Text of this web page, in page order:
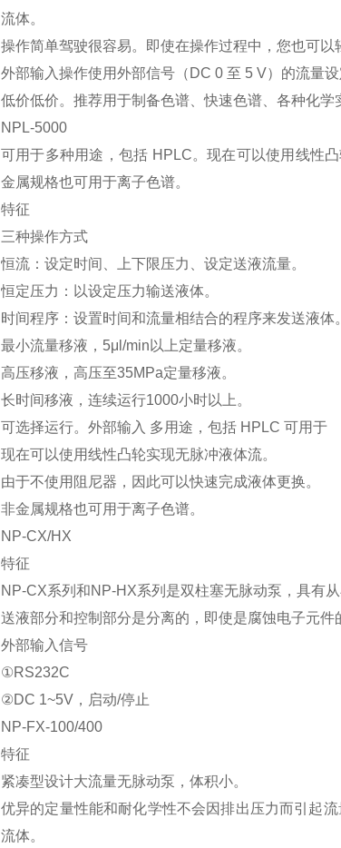
流体。
操作简单驾驶很容易。即使在操作过程中，您也可以
外部输入操作使用外部信号（DC 0 至 5 V）的流量
低价低价。推荐用于制备色谱、快速色谱、各种化学
NPL-5000
可用于多种用途，包括 HPLC。现在可以使用线性
金属规格也可用于离子色谱。
特征
三种操作方式
恒流：设定时间、上下限压力、设定送液流量。
恒定压力：以设定压力输送液体。
时间程序：设置时间和流量相结合的程序来发送液
最小流量移液，5μl/min以上定量移液。
高压移液，高压至35MPa定量移液。
长时间移液，连续运行1000小时以上。
可选择运行。外部输入 多用途，包括 HPLC 可用于
现在可以使用线性凸轮实现无脉冲液体流。
由于不使用阻尼器，因此可以快速完成液体更换。
非金属规格也可用于离子色谱。
NP-CX/HX
特征
NP-CX系列和NP-HX系列是双柱塞无脉动泵，具有
送液部分和控制部分是分离的，即使是腐蚀电子元件
外部输入信号
①RS232C
②DC 1~5V，启动/停止
NP-FX-100/400
特征
紧凑型设计大流量无脉动泵，体积小。
优异的定量性能和耐化学性不会因排出压力而引起
流体。